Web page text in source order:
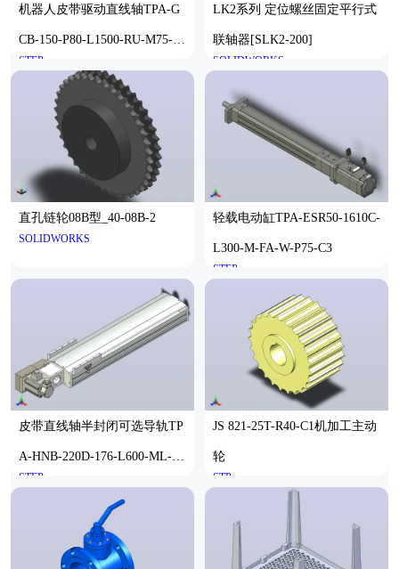
机器人皮带驱动直线轴TPA-G
CB-150-P80-L1500-RU-M75-N
3
STEP
LK2系列 定位螺丝固定平行式
联轴器[SLK2-200]
SOLIDWORKS
直孔链轮08B型_40-08B-2
SOLIDWORKS
轻载电动缸TPA-ESR50-1610C-
L300-M-FA-W-P75-C3
STEP
皮带直线轴半封闭可选导轨TP
A-HNB-220D-176-L600-ML-Y-
P1K-N3
STEP
JS 821-25T-R40-C1机加工主动
轮
STP